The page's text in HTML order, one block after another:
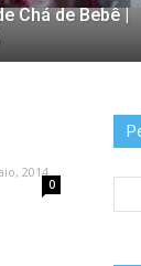
Chá de Bebê |
2014
0